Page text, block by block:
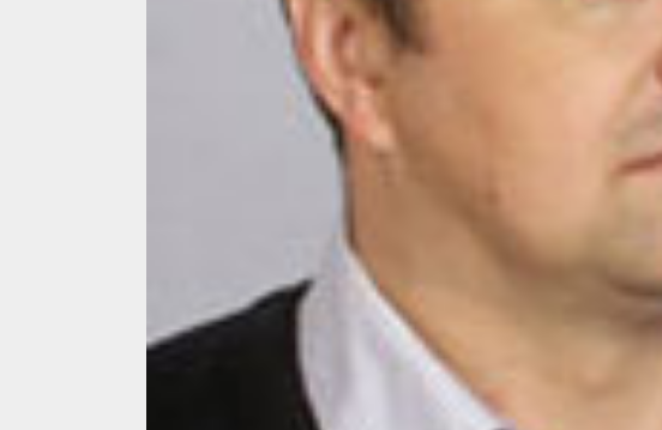
ALEXANDRU S.
Razboiul din Gaza, scanteia
fatala pentru Orientul
Mijlociu?